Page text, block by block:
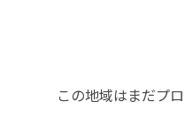
この地域はまだプ